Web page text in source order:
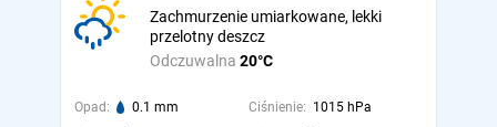
Odczuwalna 20°C
Zachmurzenie umiarkowane, lekki
przelotny deszcz
Opad: 0.1 mm Ciśnienie: 1015 hPa